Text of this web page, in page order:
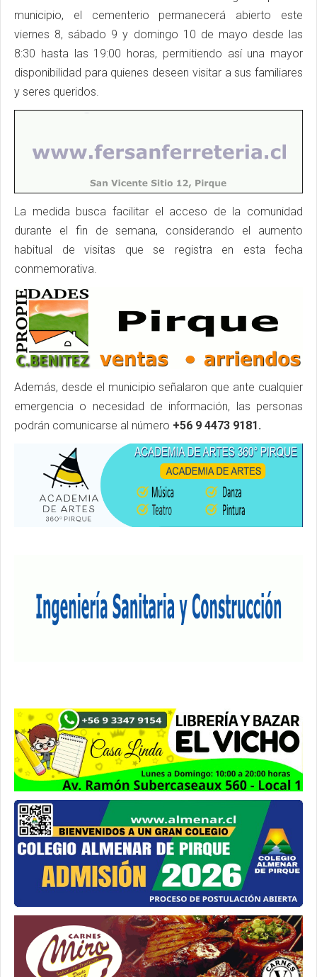
municipio, el cementerio permanecerá abierto este
viernes 8, sábado 9 y domingo 10 de mayo desde las
8:30 hasta las 19:00 horas, permitiendo así una mayor
disponibilidad para quienes deseen visitar a sus familiares
y seres queridos.
La medida busca facilitar el acceso de la comunidad
durante el fin de semana, considerando el aumento
habitual de visitas que se registra en esta fecha
conmemorativa.
Además, desde el municipio señalaron que ante cualquier
emergencia o necesidad de información, las personas
podrán comunicarse al número +56 9 4473 9181.